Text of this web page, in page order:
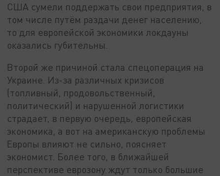
США сумели поддержать свои предприятия, в
том числе путём раздачи денег населению,
то для европейской экономики локдауны
оказались губительны.
Второй же причиной стала спецоперация на
Украине. Из-за различных кризисов
(топливный, продовольственный,
политический) и нарушенной логистики
страдает, в первую очередь, европейская
экономика, а вот на американскую проблемы
Европы влияют не сильно, поясняет
экономист. Более того, в ближайшей
перспективе еврозону ждут только большие